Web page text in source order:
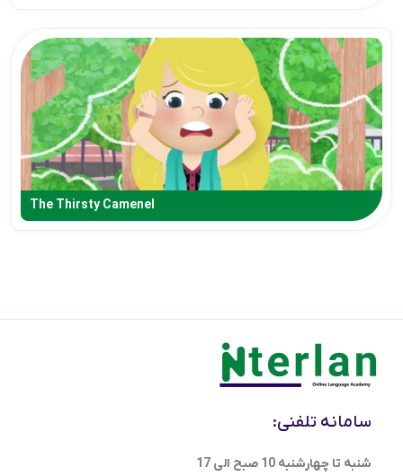
The Thirsty Camenel
سامانه تلفنی:
شنبه تا چهارشنبه 10 صبح الی 17